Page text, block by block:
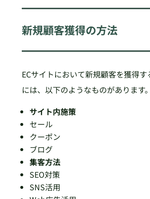
新規顧客獲得の方法
ECサイトにおいて新規顧客を獲得
には、以下のようなものがあります。
サイト内施策
セール
クーポン
ブログ
集客方法
SEO対策
SNS活用